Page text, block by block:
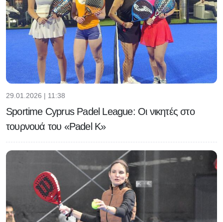
29.01.2026 | 11:38
Sportime Cyprus Padel League: Οι νικητές στο
τουρνουά του «Padel K»